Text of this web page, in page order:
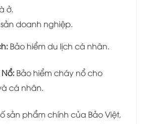
ở.
doanh nghiệp.
Bảo hiểm du lịch cá nhân.
Bảo hiểm cháy nổ cho
cá nhân.
sản phẩm chính của Bảo Việt,